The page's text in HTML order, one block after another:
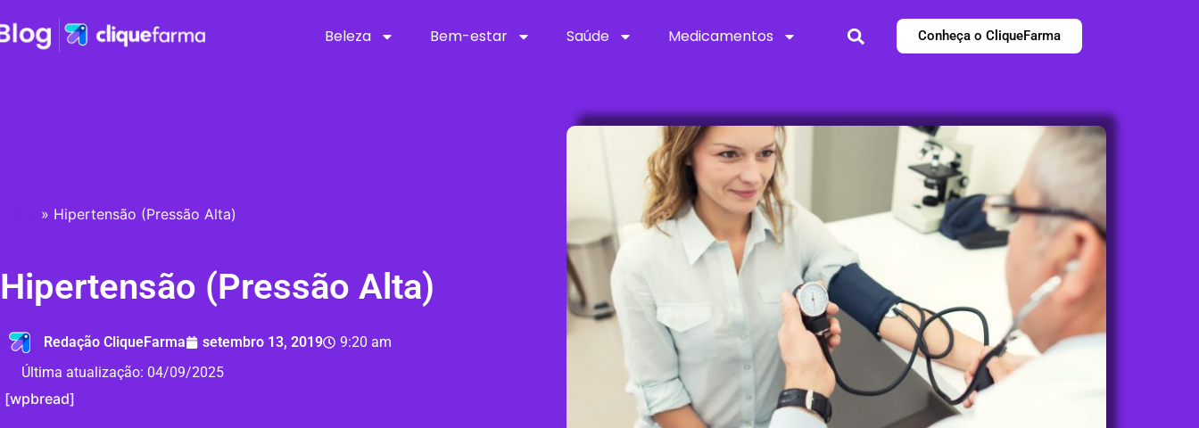
Beleza Bem-estar Saúde Medicamentos Conheça o CliqueFarma
» Hipertensão (Pressão Alta)
Hipertensão (Pressão Alta)
Redação CliqueFarma setembro 13, 2019
9:20 am
Última atualização: 04/09/2025
[wpbread]